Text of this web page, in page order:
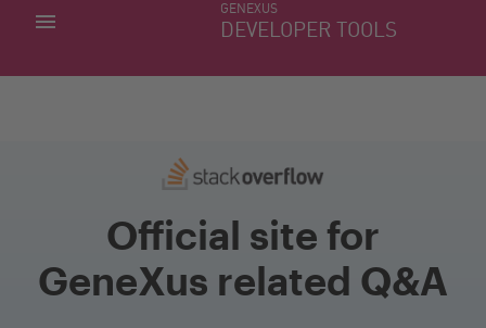
GENEXUS
DEVELOPER TOOLS
MIS APLICACIONES
Official site for
GeneXus related Q&A